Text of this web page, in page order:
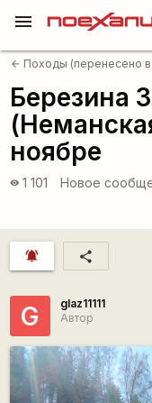
menu
arrow_back Походы (перенесено
Березина
ноябре
visibility 1 101 Новое
notifications_active share
G
glaz11111
Автор